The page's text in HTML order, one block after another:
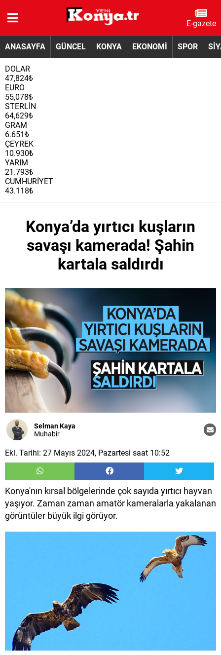
E-gazete
ANASAYFA GÜNCEL KONYA EKONOMİ SPOR
DOLAR
47,824₺
EURO
55,078₺
STERLİN
64,629₺
GRAM
6.651₺
ÇEYREK
10.930₺
YARIM
21.793₺
CUMHURİYET
43.118₺
Konya’da yırtıcı kuşların
savaşı kamerada! Şahin
kartala saldırdı
Selman Kaya
Muhabir
Ekl. Tarihi: 27 Mayıs 2024, Pazartesi saat 10:52
Konya'nın kırsal bölgelerinde çok sayıda yırtıcı hayvan
yaşıyor. Zaman zaman amatör kameralarla yakalanan
görüntüler büyük ilgi görüyor.